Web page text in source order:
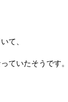
て、
ていたそうです。